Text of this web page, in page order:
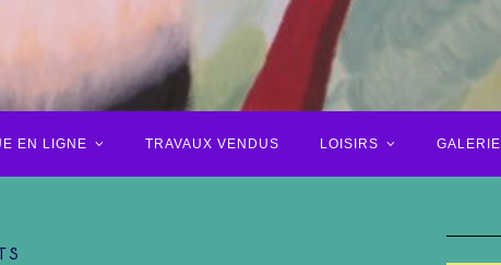
EN LIGNE TRAVAUX VENDUS LOISIRS GALERIE